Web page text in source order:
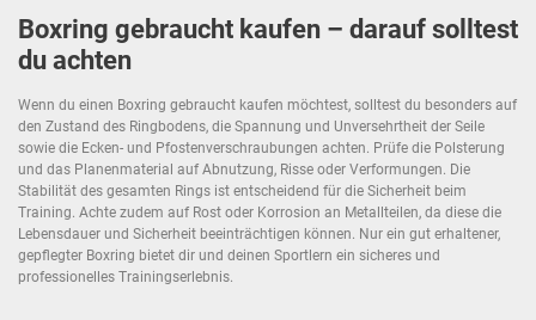
Boxring gebraucht kaufen – darauf solltest
du achten
Wenn du einen Boxring gebraucht kaufen möchtest, solltest du besonders auf
den Zustand des Ringbodens, die Spannung und Unversehrtheit der Seile
sowie die Ecken- und Pfostenverschraubungen achten. Prüfe die Polsterung
und das Planenmaterial auf Abnutzung, Risse oder Verformungen. Die
Stabilität des gesamten Rings ist entscheidend für die Sicherheit beim
Training. Achte zudem auf Rost oder Korrosion an Metallteilen, da diese die
Lebensdauer und Sicherheit beeinträchtigen können. Nur ein gut erhaltener,
gepflegter Boxring bietet dir und deinen Sportlern ein sicheres und
professionelles Trainingserlebnis.